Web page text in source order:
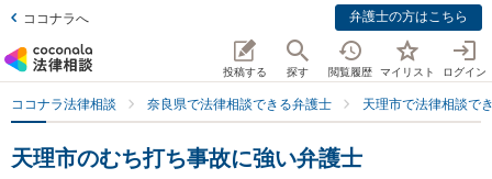
ココナラへ 弁護士の方はこちら
投稿する 探す 閲覧履歴 マイリスト ログイン
ココナラ法律相談 奈良県で法律相談できる弁護士 天理市で法律相談で
天理市のむち打ち事故に強い弁護士